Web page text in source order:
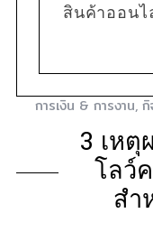
สินค้าออน
การเงิน & การงาน,
3 เหตุ
โลว์
สำ